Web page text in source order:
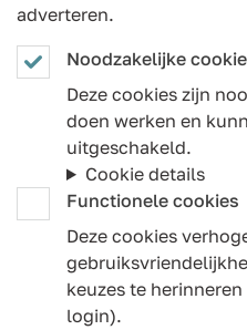
adverteren.
Noodzakelijke
Deze cookies zijn
doen werken en
uitgeschakeld.
Cookie details
Functionele cookies
Deze cookies
keuzes te
login).